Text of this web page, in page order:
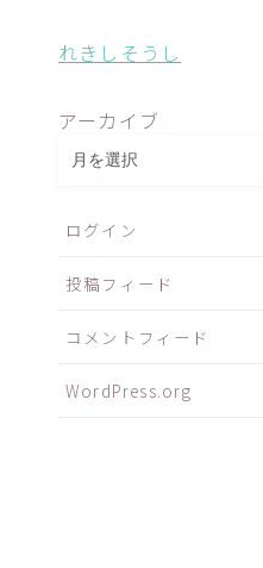
れきしそうし
アーカイブ
ログイン
投稿フィード
コメントフィード
WordPress.org